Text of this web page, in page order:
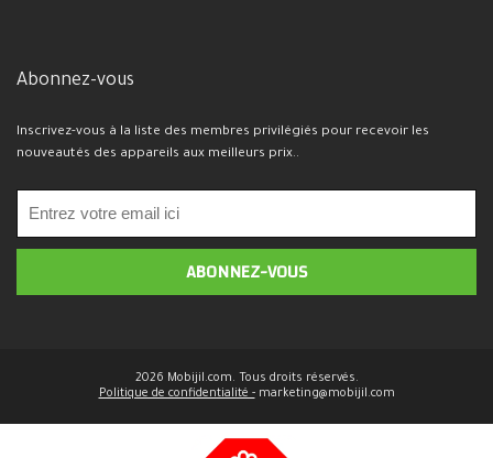
Abonnez-vous
Inscrivez-vous à la liste des membres privilégiés pour recevoir les
nouveautés des appareils aux meilleurs prix..
2026 Mobijil.com. Tous droits réservés.
Politique de confidentialité - marketing@mobijil.com